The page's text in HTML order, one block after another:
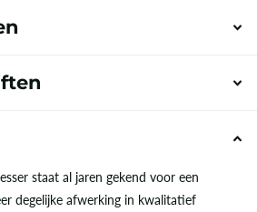
staat al jaren gekend voor een
degelijke afwerking in kwalitatief